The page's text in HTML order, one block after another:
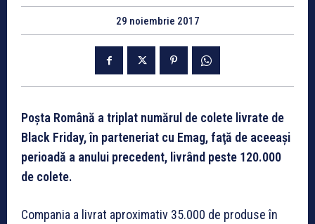
29 noiembrie 2017
Poşta Română a triplat numărul de colete livrate de
Black Friday, în parteneriat cu Emag, faţă de aceeaşi
perioadă a anului precedent, livrând peste 120.000
de colete.
Compania a livrat aproximativ 35.000 de produse în